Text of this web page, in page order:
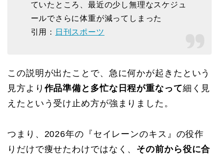
ていたところ、最近の少し無理なスケジュ
ールでさらに体重が減ってしまった
引用：
日刊スポーツ
この説明が出たことで、急に何かが起きたという
見方より作品準備と多忙な日程が重なって細く見
えたという受け止め方が強まりました。
つまり、2026年の『セイレーンのキス』の役作
りだけで痩せたわけではなく、 その前から役に合